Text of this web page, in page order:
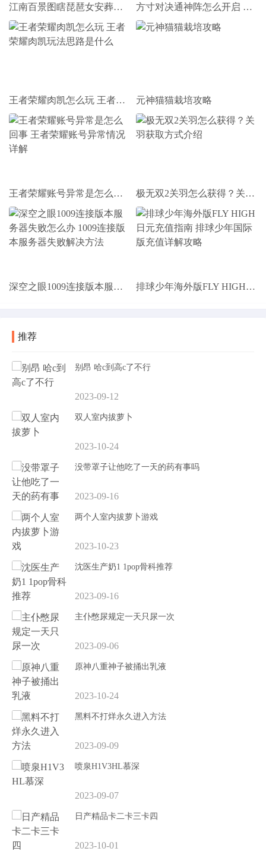
江南百景图瞎琵琶女安葬于何处选什么 瞎琵琶女安葬于何处正确选择参考 方寸对决通神阵怎么开启 方寸对决通神阵开启攻略一览
王者荣耀肉凯怎么玩 王者荣耀肉凯玩法思路是什么 元神猫猫栽培攻略
王者荣耀账号异常是怎么回事 王者荣耀账号异常情况详解 极无双2关羽怎么获得？关羽获取方式介绍
深空之眼1009连接版本服务器失败怎么办 1009连接版本服务器失败解决方法 排球少年海外版FLY HIGH日元充值指南 排球少年国际版充值详解攻略
推荐
别昂 哈c到高c了不行
2023-09-12
双人室内拔萝卜
2023-10-24
没带罩子让他吃了一天的药有事吗
2023-09-16
两个人室内拔萝卜游戏
2023-10-23
沈医生产奶1 1pop骨科推荐
2023-09-16
主仆憋尿规定一天只尿一次
2023-09-06
原神八重神子被捅出乳液
2023-10-24
黑料不打烊永久进入方法
2023-09-09
喷泉H1V3HL慕深
2023-09-07
日产精品卡二卡三卡四
2023-10-01